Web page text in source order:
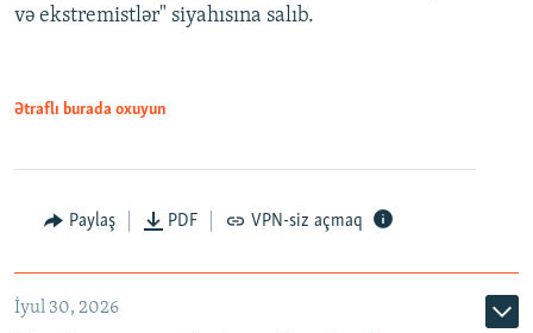
və ekstremistlər" siyahısına salıb.
Ətraflı burada oxuyun
Paylaş PDF VPN-siz açmaq
İyul 30, 2026